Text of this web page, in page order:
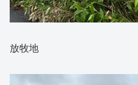
放牧地